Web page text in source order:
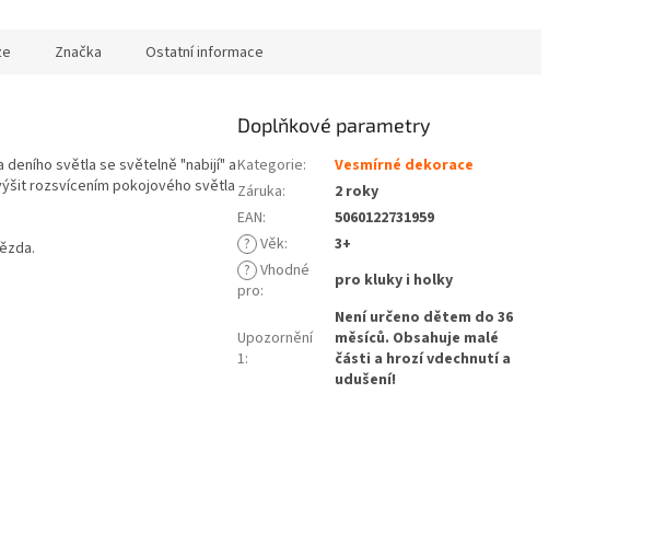
Značka Ostatní informace
světla se světelně "nabijí" a
rozsvícením pokojového světla
Doplňkové parametry
Kategorie:
Vesmírné dekorace
Záruka:
2 roky
EAN:
5060122731959
? Věk:
3+
? Vhodné
pro: pro kluky i holky
Upozornění
1:
Není určeno dětem do 36
měsíců. Obsahuje malé
části a hrozí vdechnutí a
udušení!